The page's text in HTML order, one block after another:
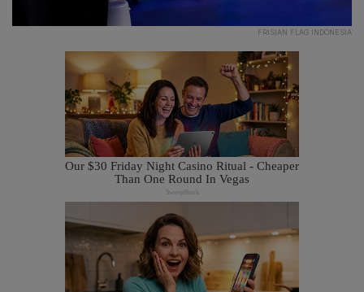
FRISIAN FLAG INDONESIA